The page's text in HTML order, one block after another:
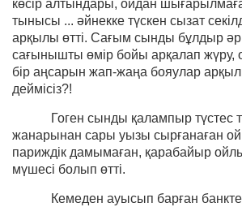
көсір алтындары, ойдан
тынысы ... әйнекке түскен сызат
арқылы өтті. Сағым сынды бұлдыр
сағынышты өмір бойы арқалап жүру,
бір аңсарын жап-жаңа бояулар
деймісіз?!
Гоген сынды қалампыр түстес
жанарынан сары уызы сырғанаған
париждік дамымаған, қарабайыр
мүшесі болып өтті.
Кемеден ауысып барған